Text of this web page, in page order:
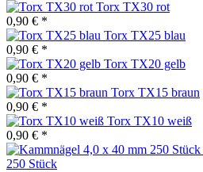
Torx TX30 rot
0,90 € *
Torx TX25 blau
0,90 € *
Torx TX20 gelb
0,90 € *
Torx TX15 braun
0,90 € *
Torx TX10 weiß
0,90 € *
250 Stück